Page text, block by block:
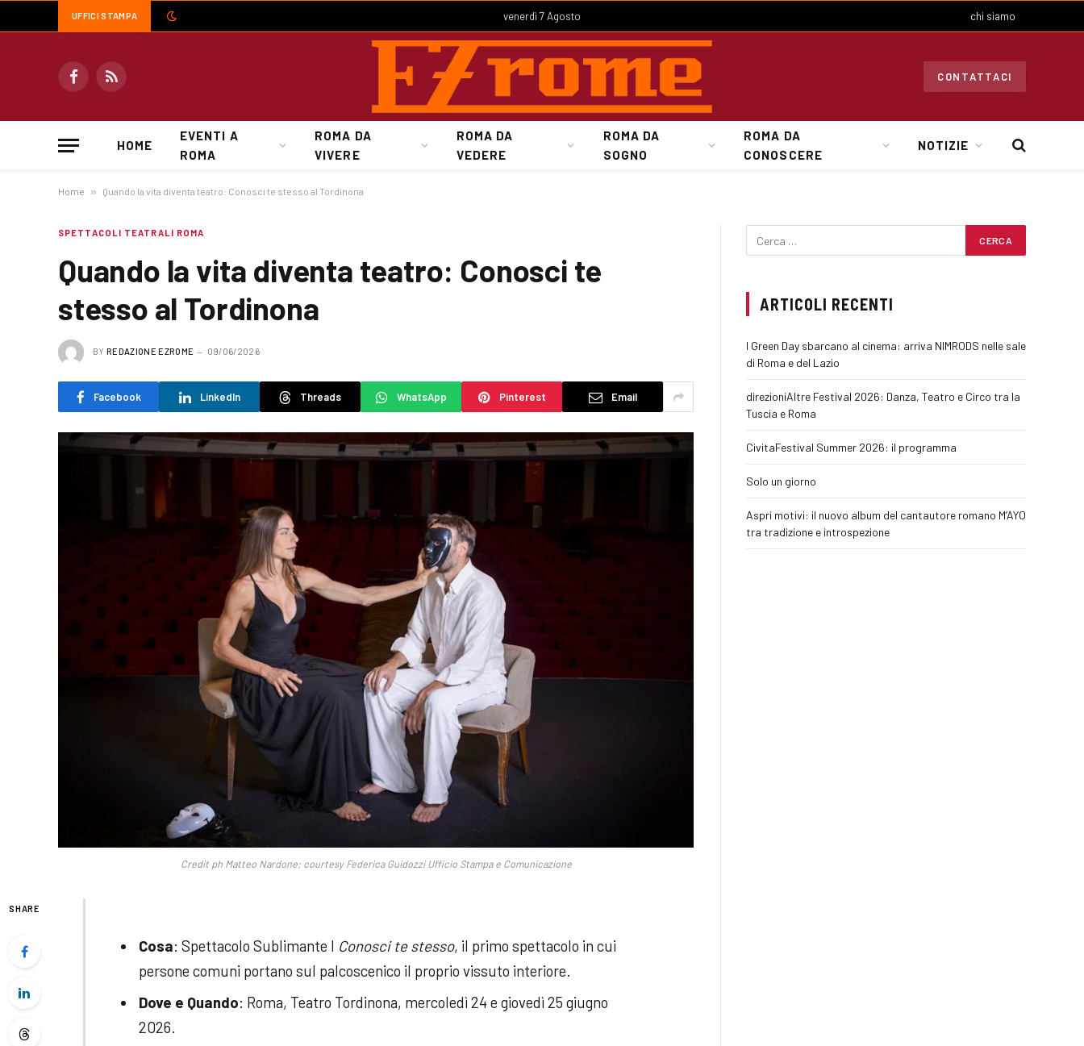
UFFICI STAMPA venerdì 7 Agosto chi siamo
FacebookRSS
CONTATTACI
HOME
EVENTI A
ROMA
ROMA DA
VIVERE
ROMA DA
VEDERE
ROMA DA
SOGNO
ROMA DA
CONOSCERE
NOTIZIE
Home » Quando la vita diventa teatro: Conosci te stesso al Tordinona
SPETTACOLI TEATRALI ROMA
Quando la vita diventa teatro: Conosci te
stesso al Tordinona
BY REDAZIONE EZROME 09/06/2026
Facebook LinkedIn Threads WhatsApp Pinterest Email
Credit ph Matteo Nardone; courtesy Federica Guidozzi Ufficio Stampa e Comunicazione
SHARE
Cosa: Spettacolo Sublimante I Conosci te stesso, il primo spettacolo in cui
persone comuni portano sul palcoscenico il proprio vissuto interiore.
Dove e Quando: Roma, Teatro Tordinona, mercoledì 24 e giovedì 25 giugno
2026.
ARTICOLI RECENTI
I Green Day sbarcano al cinema: arriva NIMRODS nelle sale
di Roma e del Lazio
direzioniAltre Festival 2026: Danza, Teatro e Circo tra la
Tuscia e Roma
CivitaFestival Summer 2026: il programma
Solo un giorno
Aspri motivi: il nuovo album del cantautore romano M’AYO
tra tradizione e introspezione